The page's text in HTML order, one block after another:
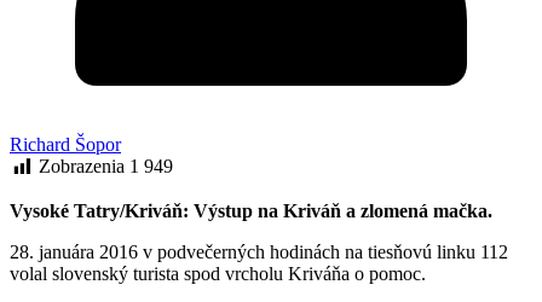
Richard Šopor
Zobrazenia 1 949
Vysoké Tatry/Kriváň: Výstup na Kriváň a zlomená mačka.
28. januára 2016 v podvečerných hodinách na tiesňovú linku 112
volal slovenský turista spod vrcholu Kriváňa o pomoc.